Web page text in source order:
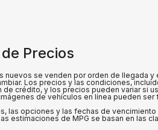
Precios
nuevos se venden por orden de llegada
Los precios y las condiciones,
de crédito, y los precios pueden variar si
de vehículos en línea pueden
las opciones y las fechas de
estimaciones de MPG se basan en las